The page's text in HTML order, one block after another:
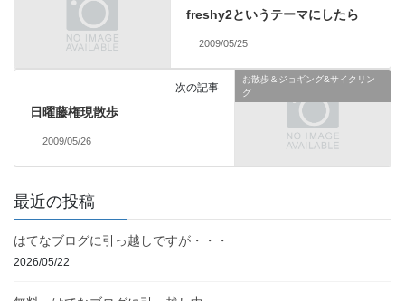
freshy2というテーマにしたら
2009/05/25
お散歩＆ジョギング&サイクリン
グ
次の記事
日曜藤権現散歩
2009/05/26
最近の投稿
はてなブログに引っ越しですが・・・
2026/05/22